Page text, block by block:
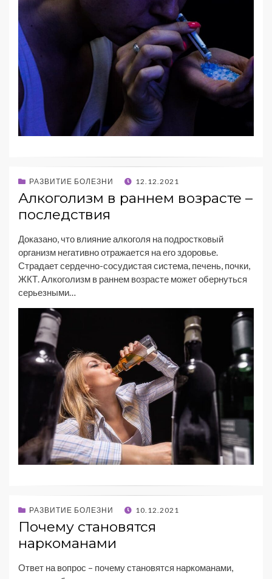
РАЗВИТИЕ БОЛЕЗНИ 12.12.2021
Алкоголизм в раннем возрасте –
последствия
Доказано, что влияние алкоголя на подростковый
организм негативно отражается на его здоровье.
Страдает сердечно-сосудистая система, печень, почки,
ЖКТ. Алкоголизм в раннем возрасте может обернуться
серьезными…
РАЗВИТИЕ БОЛЕЗНИ 10.12.2021
Почему становятся
наркоманами
Ответ на вопрос – почему становятся наркоманами,